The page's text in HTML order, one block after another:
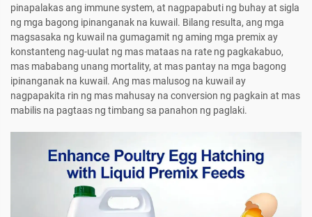
pinapalakas ang immune system, at nagpapabuti ng buhay at sigla
ng mga bagong ipinanganak na kuwail. Bilang resulta, ang mga
magsasaka ng kuwail na gumagamit ng aming mga premix ay
konstanteng nag-uulat ng mas mataas na rate ng pagkakabuo,
mas mababang unang mortality, at mas pantay na mga bagong
ipinanganak na kuwail. Ang mas malusog na kuwail ay
nagpapakita rin ng mas mahusay na conversion ng pagkain at mas
mabilis na pagtaas ng timbang sa panahon ng paglaki.